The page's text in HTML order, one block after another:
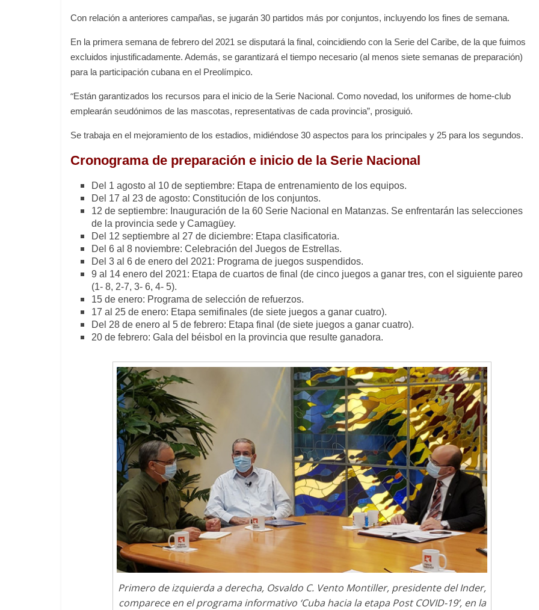
Con relación a anteriores campañas, se jugarán 30 partidos más por conjuntos, incluyendo los fines de semana.
En la primera semana de febrero del 2021 se disputará la final, coincidiendo con la Serie del Caribe, de la que fuimos
excluidos injustificadamente. Además, se garantizará el tiempo necesario (al menos siete semanas de preparación)
para la participación cubana en el Preolímpico.
“Están garantizados los recursos para el inicio de la Serie Nacional. Como novedad, los uniformes de home-club
emplearán seudónimos de las mascotas, representativas de cada provincia”, prosiguió.
Se trabaja en el mejoramiento de los estadios, midiéndose 30 aspectos para los principales y 25 para los segundos.
Cronograma de preparación e inicio de la Serie Nacional
Del 1 agosto al 10 de septiembre: Etapa de entrenamiento de los equipos.
Del 17 al 23 de agosto: Constitución de los conjuntos.
12 de septiembre: Inauguración de la 60 Serie Nacional en Matanzas. Se enfrentarán las selecciones
de la provincia sede y Camagüey.
Del 12 septiembre al 27 de diciembre: Etapa clasificatoria.
Del 6 al 8 noviembre: Celebración del Juegos de Estrellas.
Del 3 al 6 de enero del 2021: Programa de juegos suspendidos.
9 al 14 enero del 2021: Etapa de cuartos de final (de cinco juegos a ganar tres, con el siguiente pareo
(1- 8, 2-7, 3- 6, 4- 5).
15 de enero: Programa de selección de refuerzos.
17 al 25 de enero: Etapa semifinales (de siete juegos a ganar cuatro).
Del 28 de enero al 5 de febrero: Etapa final (de siete juegos a ganar cuatro).
20 de febrero: Gala del béisbol en la provincia que resulte ganadora.
Primero de izquierda a derecha, Osvaldo C. Vento Montiller, presidente del Inder,
comparece en el programa informativo ‘Cuba hacia la etapa Post COVID-19’, en la
30 diciembre, 2025
Julio Martínez Molina
Cine macizo de
28 diciembre, 2025
Julio Martínez Molina
0